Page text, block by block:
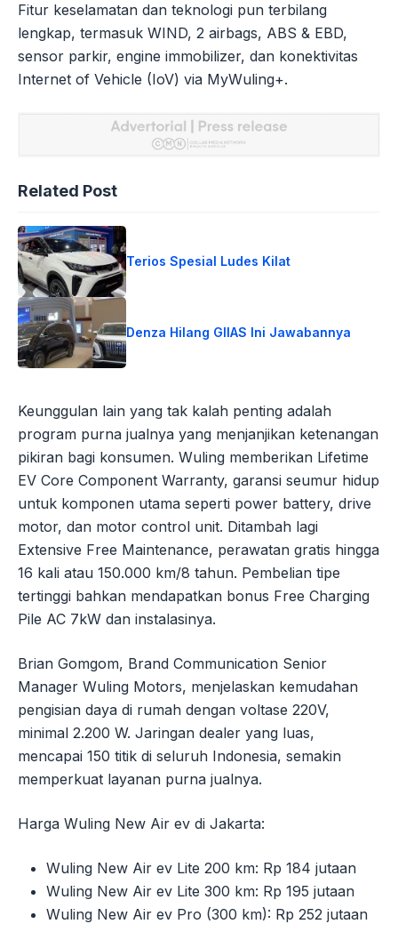
Fitur keselamatan dan teknologi pun terbilang
lengkap, termasuk WIND, 2 airbags, ABS & EBD,
sensor parkir, engine immobilizer, dan konektivitas
Internet of Vehicle (IoV) via MyWuling+.
Related Post
Terios Spesial Ludes Kilat
Denza Hilang GIIAS Ini Jawabannya
Keunggulan lain yang tak kalah penting adalah
program purna jualnya yang menjanjikan ketenangan
pikiran bagi konsumen. Wuling memberikan Lifetime
EV Core Component Warranty, garansi seumur hidup
untuk komponen utama seperti power battery, drive
motor, dan motor control unit. Ditambah lagi
Extensive Free Maintenance, perawatan gratis hingga
16 kali atau 150.000 km/8 tahun. Pembelian tipe
tertinggi bahkan mendapatkan bonus Free Charging
Pile AC 7kW dan instalasinya.
Brian Gomgom, Brand Communication Senior
Manager Wuling Motors, menjelaskan kemudahan
pengisian daya di rumah dengan voltase 220V,
minimal 2.200 W. Jaringan dealer yang luas,
mencapai 150 titik di seluruh Indonesia, semakin
memperkuat layanan purna jualnya.
Harga Wuling New Air ev di Jakarta:
Wuling New Air ev Lite 200 km: Rp 184 jutaan
Wuling New Air ev Lite 300 km: Rp 195 jutaan
Wuling New Air ev Pro (300 km): Rp 252 jutaan